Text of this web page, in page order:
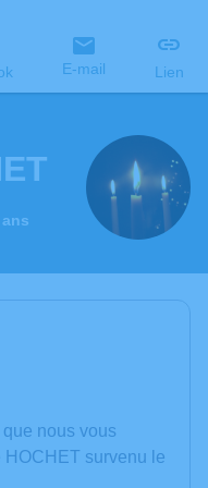
E-mail Lien
nous vous
HOCHET survenu le